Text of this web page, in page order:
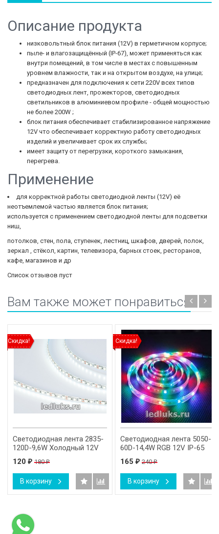
Описание продукта
низковольтный блок питания (12V) в герметичном корпусе;
пыле- и влагозащищённый (IP-67), может применяться как
внутри помещений, в том числе в местах с повышенным
уровнем влажности, так и на открытом воздухе, на улице;
предназначен для подключения к сети 220V всех типов
светодиодных лент, прожекторов, светодиодных
светильников в алюминиевом профиле - общей мощностью
не более 200W ;
блок питания обеспечивает стабилизированное напряжение
12V что обеспечивает корректную работу светодиодных
изделий и увеличивает срок их службы;
имеет защиту от перегрузки, короткого замыкания,
перегрева.
Применение
для корректной работы светодиодной ленты (12V) её
неотъемлемой частью является блок питания;
используется с применением светодиодной ленты для подсветки
ниш,
потолков, стен, пола, ступенек, лестниц, шкафов, дверей, полок,
зеркал , стёкол, картин, телевизора, барных стоек, ресторанов,
кафе, магазинов и др
Список отзывов пуст
Вам также может понравиться
Скидка!
Светодиодная лента 2835-
120D-9,6W Холодный 12V
120 ₽ 180₽
В корзину
Скидка!
Светодиодная лента 5050-
60D-14,4W RGB 12V IP-65
165 ₽ 240₽
В корзину